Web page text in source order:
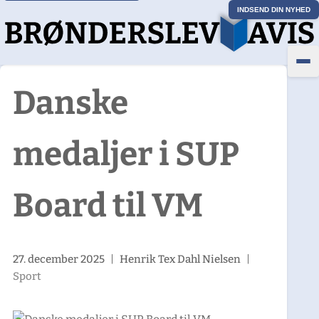
INDSEND DIN NYHED
Danske
medaljer i SUP
Board til VM
27. december 2025 |Henrik Tex Dahl Nielsen
Sport